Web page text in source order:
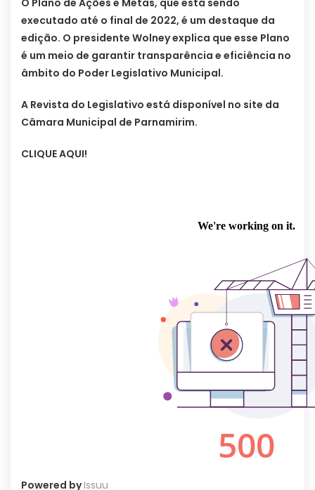
O Plano de Ações e Metas, que está sendo
executado até o final de 2022, é um destaque da
edição. O presidente Wolney explica que esse Plano
é um meio de garantir transparência e eficiência no
âmbito do Poder Legislativo Municipal.
A Revista do Legislativo está disponível no site da
Câmara Municipal de Parnamirim.
CLIQUE AQUI!
Powered byIssuu